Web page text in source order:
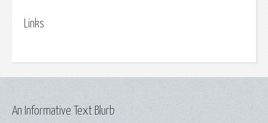
Links
An Informative Text Blurb